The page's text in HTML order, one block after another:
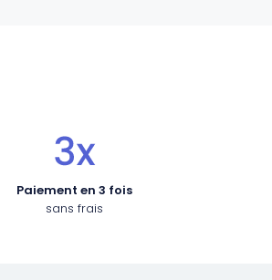
Paiement en 3 fois
sans frais